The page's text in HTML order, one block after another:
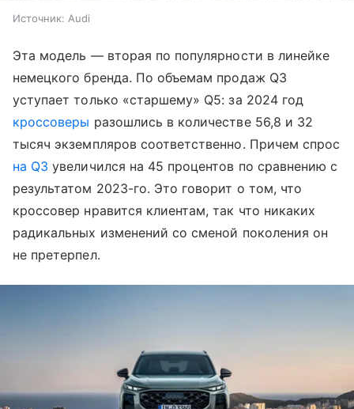
Источник: Audi
Эта модель — вторая по популярности в линейке
немецкого бренда. По объемам продаж Q3
уступает только «старшему» Q5: за 2024 год
кроссоверы разошлись в количестве 56,8 и 32
тысяч экземпляров соответственно. Причем спрос
на Q3 увеличился на 45 процентов по сравнению с
результатом 2023-го. Это говорит о том, что
кроссовер нравится клиентам, так что никаких
радикальных изменений со сменой поколения он
не претерпел.